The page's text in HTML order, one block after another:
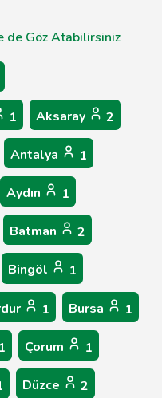
de Göz Atabilirsiniz
1 Aksaray 2
Antalya 1
Aydın 1
Batman 2
Bingöl 1
1 Bursa 1
1 Çorum 1
Düzce 2